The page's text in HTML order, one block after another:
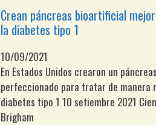
Crean páncreas bioartificial
la diabetes tipo 1
10/09/2021
En Estados Unidos crearon un
perfeccionado para tratar de manera
diabetes tipo 1 10 setiembre 2021
Brigham